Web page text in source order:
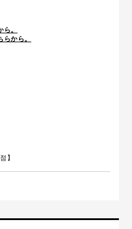
。
から。
】